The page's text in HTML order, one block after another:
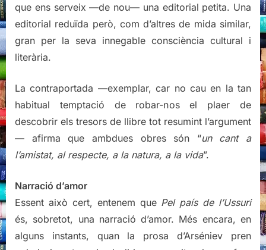
que ens serveix —de nou— una editorial petita. Una
editorial reduïda però, com d’altres de mida similar,
gran per la seva innegable consciència cultural i
literària.
La contraportada —exemplar, car no cau en la tan
habitual temptació de robar-nos el plaer de
descobrir els tresors de llibre tot resumint l’argument
— afirma que ambdues obres són “un cant a
l’amistat, al respecte, a la natura, a la vida”.
Narració d’amor
Essent això cert, entenem que Pel país de l’Ussuri
és, sobretot, una narració d’amor. Més encara, en
alguns instants, quan la prosa d’Arséniev pren